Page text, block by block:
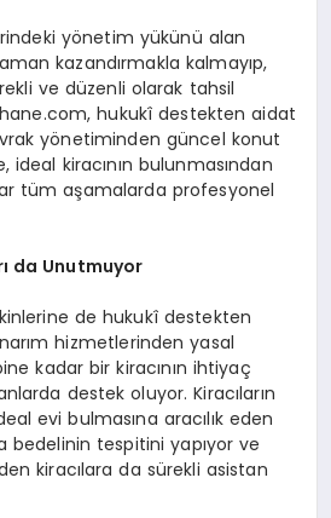
yönetim yükünü alan
kazandırmakla kalmayıp,
ve düzenli olarak tahsil
hukukî destekten aidat
yönetiminden güncel konut
kiracının bulunmasından
tüm aşamalarda profesyonel
da Unutmuyor
de hukukî destekten
hizmetlerinden yasal
kadar bir kiracının ihtiyaç
destek oluyor. Kiracıların
evi bulmasına aracılık eden
bedelinin tespitini yapıyor ve
kiracılara da sürekli asistan